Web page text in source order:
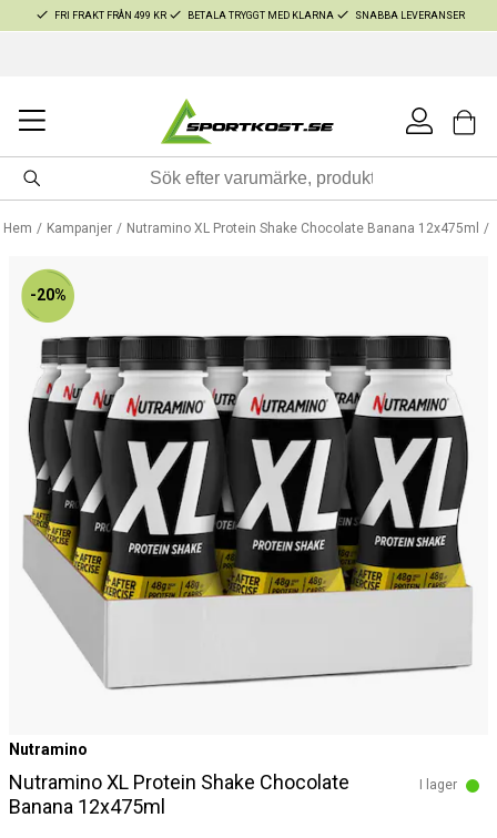
FRI FRAKT FRÅN 499 KR BETALA TRYGGT MED KLARNA SNABBA LEVERANSER
Hem Kampanjer Nutramino XL Protein Shake Chocolate Banana 12x475ml
-20%
Nutramino
Nutramino XL Protein Shake Chocolate
Banana 12x475ml
I lager